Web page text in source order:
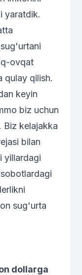
yaratdik.
ovqat
qulay qilish.
keyin
biz uchun
Biz kelajakka
bilan
yillardagi
sug'urta
dollarga